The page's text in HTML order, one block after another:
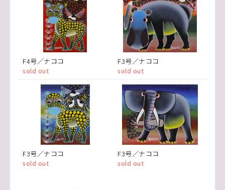
F4号／ナココ
sold out
F3号／ナココ
sold out
F3号／ナココ
sold out
F3号／ナココ
sold out